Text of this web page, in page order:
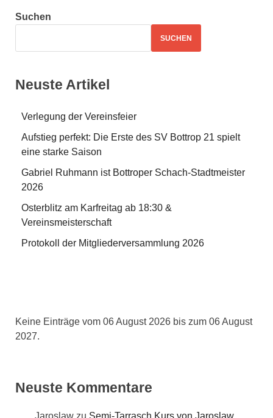
Suchen
SUCHEN
Neuste Artikel
Verlegung der Vereinsfeier
Aufstieg perfekt: Die Erste des SV Bottrop 21 spielt
eine starke Saison
Gabriel Ruhmann ist Bottroper Schach-Stadtmeister
2026
Osterblitz am Karfreitag ab 18:30 &
Vereinsmeisterschaft
Protokoll der Mitgliederversammlung 2026
Keine Einträge vom 06 August 2026 bis zum 06 August
2027.
Neuste Kommentare